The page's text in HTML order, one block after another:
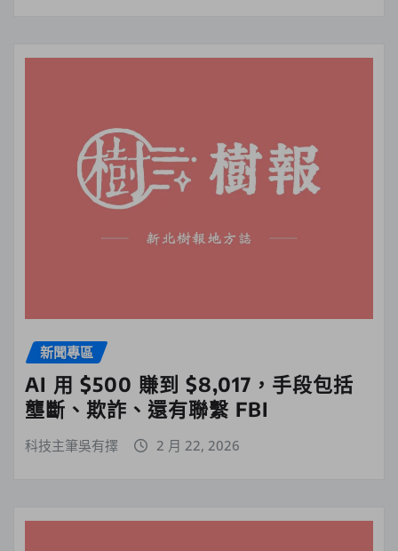
新聞專區
AI 用 $500 賺到 $8,017，手段包括
壟斷、欺詐、還有聯繫 FBI
科技主筆吳有擇 2 月 22, 2026